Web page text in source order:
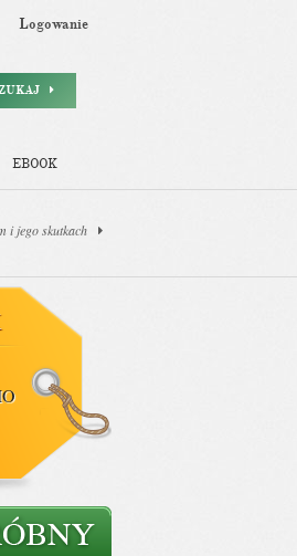
Logowanie
EBOOK
i jego skutkach